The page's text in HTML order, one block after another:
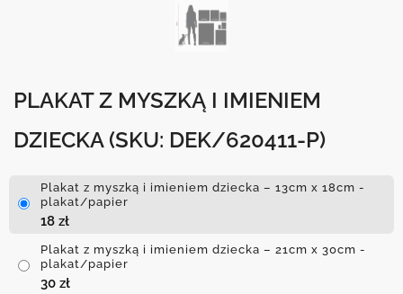
PLAKAT Z MYSZKĄ I IMIENIEM
DZIECKA (SKU: DEK/620411-P)
Plakat z myszką i imieniem dziecka – 13cm x 18cm -
plakat/papier
18 zł
Plakat z myszką i imieniem dziecka – 21cm x 30cm -
plakat/papier
30 zł